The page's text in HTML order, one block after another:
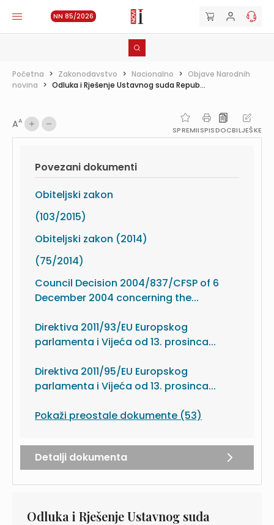
NN 85/2026
Početna > Zakonodavstvo > Nacionalno > Objave Narodnih
novina > Odluka i Rješenje Ustavnog suda Repub...
AA
SPREMIISPISDOCBILJEŠKE
Povezani dokumenti
Obiteljski zakon
(103/2015)
Obiteljski zakon (2014)
(75/2014)
Council Decision 2004/837/CFSP of 6
December 2004 concerning the...
Direktiva 2011/93/EU Europskog
parlamenta i Vijeća od 13. prosinca...
Direktiva 2011/95/EU Europskog
parlamenta i Vijeća od 13. prosinca...
Pokaži preostale dokumente (53)
Detalji dokumenta
Odluka i Rješenje Ustavnog suda